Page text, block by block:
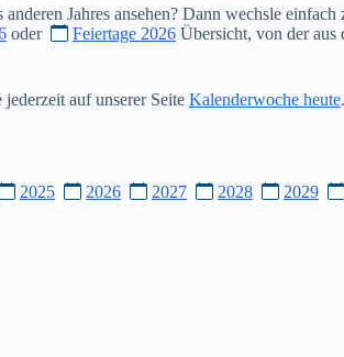
Jahres ansehen? Dann wechsle
oder Feiertage 2026 Übersicht, von der aus
auf unserer Seite Kalenderwoche heute.
2025 2026 2027 2028 2029